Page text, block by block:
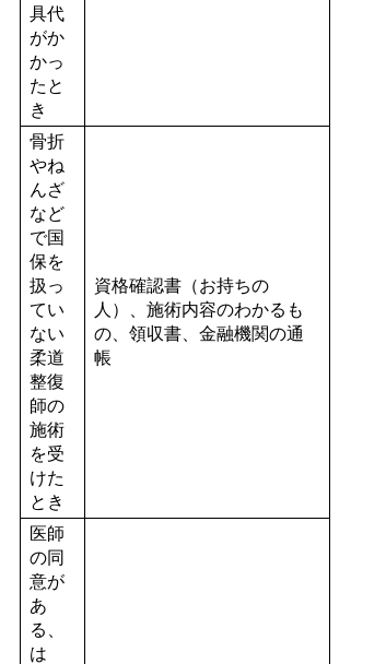
具代
がか
かっ
たと
き
骨折
やね
んざ
など
で国
保を
扱っ
てい
ない
柔道
整復
師の
施術
を受
けた
とき
資格確認書（お持ちの
人）、施術内容のわかるも
の、領収書、金融機関の通
帳
医師
の同
意が
あ
る、
は